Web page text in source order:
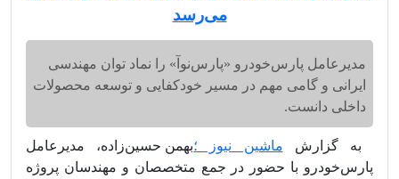
می‌رسد
مدیرعامل پارس‌خودرو «پارس‌نوآ» را نماد توان مهندسی
ایرانی و گامی مهم در مسیر خودکفایی و توسعه محصولات
داخلی دانست.
به گزارش ماشین نیوز ؛بهمن حسین‌زاده، مدیرعامل
پارس‌خودرو با حضور در جمع متخصصان و مهندسان پروژه